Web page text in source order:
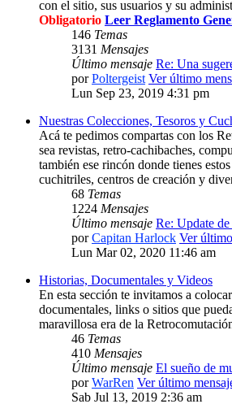
con el sitio, sus usuarios y su
Obligatorio Leer Reglamento
146 Temas
3131 Mensajes
Último mensaje Re: Una
porPoltergeist Ver último
Lun Sep 23, 2019 4:31 pm
Nuestras Colecciones, Tesoros y
Acá te pedimos compartas con los
sea revistas, retro-cachibaches,
también ese rincón donde tienes
cuchitriles, centros de creación y
68 Temas
1224 Mensajes
Último mensaje Re: Update
porCapitan Harlock Ver
Lun Mar 02, 2020 11:46 am
Historias, Documentales y Videos
En esta sección te invitamos a
documentales, links o sitios que
maravillosa era de la
46 Temas
410 Mensajes
Último mensaje El sueño de
porWarRen Ver último
Sab Jul 13, 2019 2:36 am